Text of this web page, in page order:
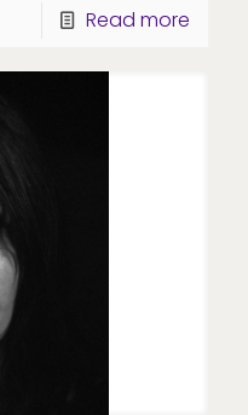
Read more